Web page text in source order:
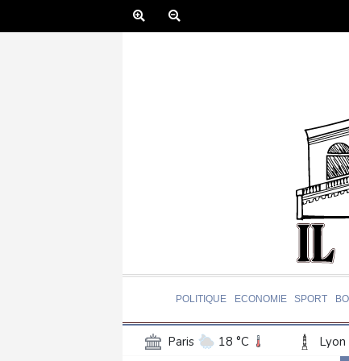
POLITIQUE ECONOMIE SPORT
Paris 18 °C Lyon